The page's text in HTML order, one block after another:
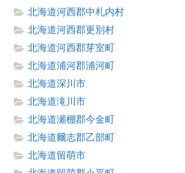
北海道河西郡中札内村
北海道河西郡更別村
北海道河西郡芽室町
北海道浦河郡浦河町
北海道深川市
北海道滝川市
北海道瀬棚郡今金町
北海道爾志郡乙部町
北海道留萌市